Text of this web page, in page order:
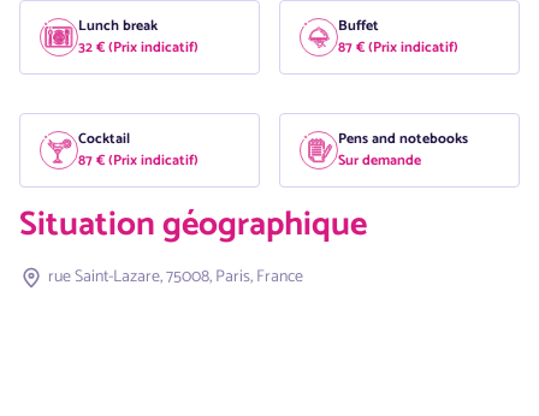
Lunch break
32 € (Prix indicatif)
Buffet
87 € (Prix indicatif)
Cocktail
87 € (Prix indicatif)
Pens and notebooks
Sur demande
Situation géographique
rue Saint-Lazare, 75008, Paris, France